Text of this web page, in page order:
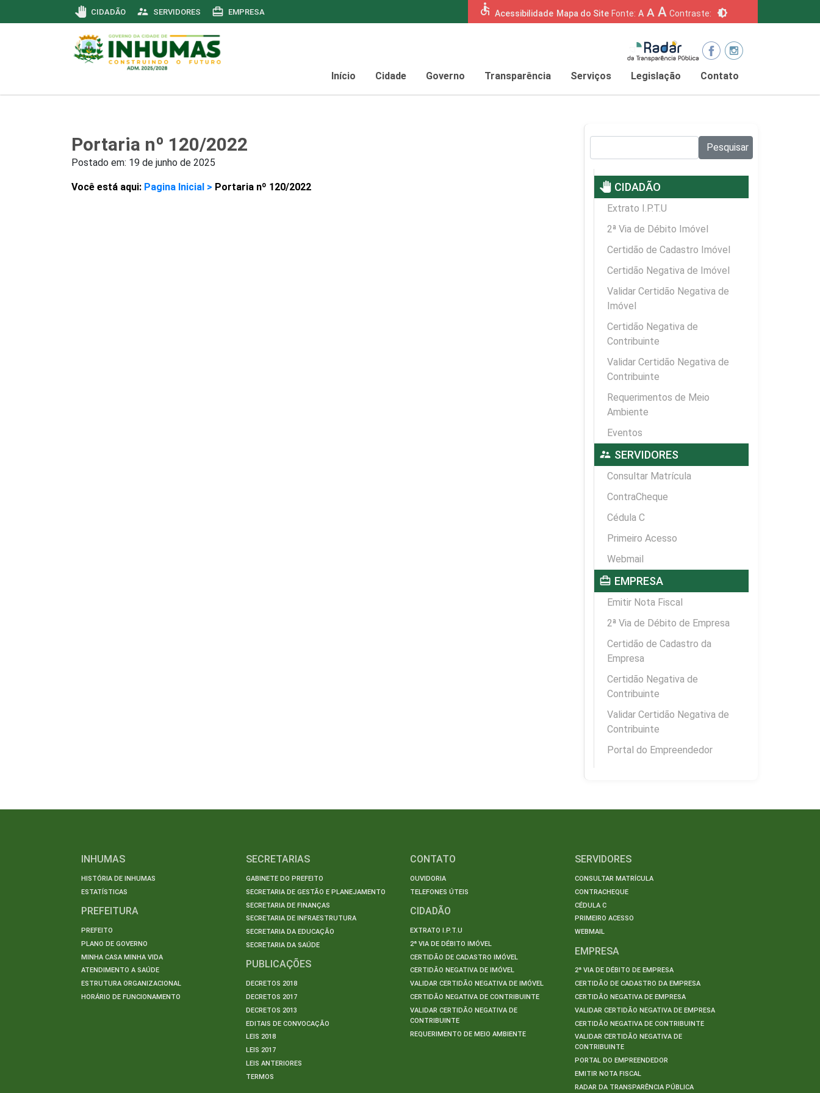
pan_tool CIDADÃO supervisor_account SERVIDORES card_travel EMPRESA accessible Acessibilidade Mapa do Site Fonte: A A A Contraste: brightness_6
Início Cidade Governo Transparência Serviços Legislação Contato
Portaria nº 120/2022
Postado em: 19 de junho de 2025
Você está aqui: Pagina Inicial > Portaria nº 120/2022
Pesquisar
pan_tool CIDADÃO
Extrato I.P.T.U
2ª Via de Débito Imóvel
Certidão de Cadastro Imóvel
Certidão Negativa de Imóvel
Validar Certidão Negativa de
Imóvel
Certidão Negativa de
Contribuinte
Validar Certidão Negativa de
Contribuinte
Requerimentos de Meio
Ambiente
Eventos
supervisor_account SERVIDORES
Consultar Matrícula
ContraCheque
Cédula C
Primeiro Acesso
Webmail
card_travel EMPRESA
Emitir Nota Fiscal
2ª Via de Débito de Empresa
Certidão de Cadastro da
Empresa
Certidão Negativa de
Contribuinte
Validar Certidão Negativa de
Contribuinte
Portal do Empreendedor
INHUMAS
HISTÓRIA DE INHUMAS
ESTATÍSTICAS
PREFEITURA
PREFEITO
PLANO DE GOVERNO
MINHA CASA MINHA VIDA
ATENDIMENTO A SAÚDE
ESTRUTURA ORGANIZACIONAL
HORÁRIO DE FUNCIONAMENTO
SECRETARIAS
GABINETE DO PREFEITO
SECRETARIA DE GESTÃO E PLANEJAMENTO
SECRETARIA DE FINANÇAS
SECRETARIA DE INFRAESTRUTURA
SECRETARIA DA EDUCAÇÃO
SECRETARIA DA SAÚDE
PUBLICAÇÕES
DECRETOS 2018
DECRETOS 2017
DECRETOS 2013
EDITAIS DE CONVOCAÇÃO
LEIS 2018
LEIS 2017
LEIS ANTERIORES
TERMOS
CONTATO
OUVIDORIA
TELEFONES ÚTEIS
CIDADÃO
EXTRATO I.P.T.U
2ª VIA DE DÉBITO IMÓVEL
CERTIDÃO DE CADASTRO IMÓVEL
CERTIDÃO NEGATIVA DE IMÓVEL
VALIDAR CERTIDÃO NEGATIVA DE IMÓVEL
CERTIDÃO NEGATIVA DE CONTRIBUINTE
VALIDAR CERTIDÃO NEGATIVA DE
CONTRIBUINTE
REQUERIMENTO DE MEIO AMBIENTE
SERVIDORES
CONSULTAR MATRÍCULA
CONTRACHEQUE
CÉDULA C
PRIMEIRO ACESSO
WEBMAIL
EMPRESA
2ª VIA DE DÉBITO DE EMPRESA
CERTIDÃO DE CADASTRO DA EMPRESA
CERTIDÃO NEGATIVA DE EMPRESA
VALIDAR CERTIDÃO NEGATIVA DE EMPRESA
CERTIDÃO NEGATIVA DE CONTRIBUINTE
VALIDAR CERTIDÃO NEGATIVA DE
CONTRIBUINTE
PORTAL DO EMPREENDEDOR
EMITIR NOTA FISCAL
RADAR DA TRANSPARÊNCIA PÚBLICA